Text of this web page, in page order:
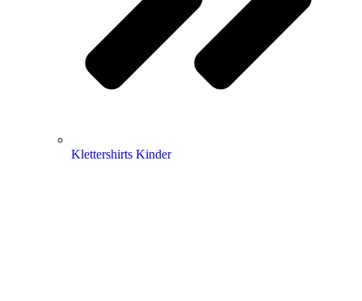
Klettershirts Kinder